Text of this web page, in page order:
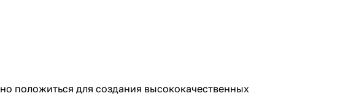
положиться для создания высококачественных